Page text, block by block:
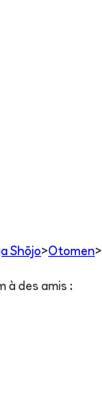
Shōjo>Otomen>
à des amis :